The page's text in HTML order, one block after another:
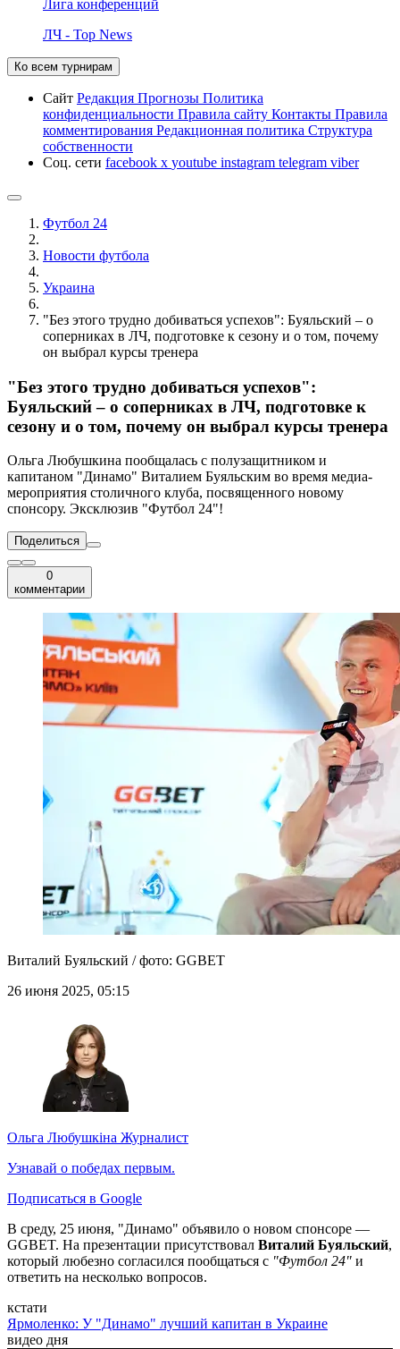
Лига конференций
ЛЧ - Top News
Ко всем турнирам
Сайт Редакция Прогнозы Политика
конфиденциальности Правила сайту Контакты Правила
комментирования Редакционная политика Структура
собственности
Соц. сети facebook x youtube instagram telegram viber
Футбол 24
Новости футбола
Украина
"Без этого трудно добиваться успехов": Буяльский – о
соперниках в ЛЧ, подготовке к сезону и о том, почему
он выбрал курсы тренера
"Без этого трудно добиваться успехов":
Буяльский – о соперниках в ЛЧ, подготовке к
сезону и о том, почему он выбрал курсы тренера
Ольга Любушкина пообщалась с полузащитником и
капитаном "Динамо" Виталием Буяльским во время медиа-
мероприятия столичного клуба, посвященного новому
спонсору. Эксклюзив "Футбол 24"!
Поделиться
0
комментарии
Виталий Буяльский / фото: GGBET
26 июня 2025, 05:15
Ольга Любушкіна Журналист
Узнавай о победах первым.
Подписаться в Google
В среду, 25 июня, "Динамо" объявило о новом спонсоре —
GGBET. На презентации присутствовал Виталий Буяльский,
который любезно согласился пообщаться с "Футбол 24" и
ответить на несколько вопросов.
кстати
Ярмоленко: У "Динамо" лучший капитан в Украине
видео дня